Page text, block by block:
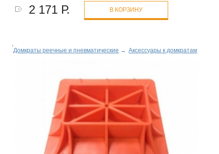
2 171 Р. В КОРЗИНУ
Домкраты реечные и пневматические → Аксессуары к домкратам